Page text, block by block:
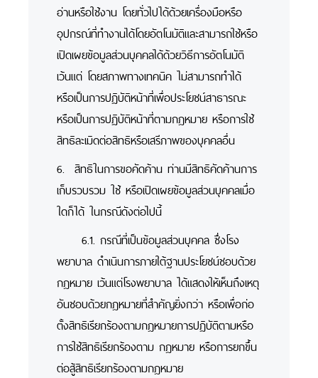
อ่านหรือใช้งาน โดยทั่วไปได้ด้วยเครื่องมือหรือ
อุปกรณ์ที่ทำงานได้โดยอัตโนมัติและสามารถใช้หรือ
เปิดเผยข้อมูลส่วนบุคคลได้ด้วยวิธีการอัตโนมัติ
เว้นแต่ โดยสภาพทางเทคนิค ไม่สามารถทำได้
หรือเป็นการปฏิบัติหน้าที่เพื่อประโยชน์สาธารณะ
หรือเป็นการปฏิบัติหน้าที่ตามกฎหมาย หรือการใช้
สิทธิละเมิดต่อสิทธิหรือเสรีภาพของบุคคลอื่น
6. สิทธิในการขอคัดค้าน ท่านมีสิทธิคัดค้านการ
เก็บรวบรวม ใช้ หรือเปิดเผยข้อมูลส่วนบุคคลเมื่อ
ใดก็ได้ ในกรณีดังต่อไปนี้
6.1. กรณีที่เป็นข้อมูลส่วนบุคคล ซึ่งโรง
พยาบาล ดำเนินการภายใต้ฐานประโยชน์ชอบด้วย
กฎหมาย เว้นแต่โรงพยาบาล ได้แสดงให้เห็นถึงเหตุ
อันชอบด้วยกฎหมายที่สำคัญยิ่งกว่า หรือเพื่อก่อ
ตั้งสิทธิเรียกร้องตามกฎหมายการปฏิบัติตามหรือ
การใช้สิทธิเรียกร้องตาม กฎหมาย หรือการยกขึ้น
ต่อสู้สิทธิเรียกร้องตามกฎหมาย